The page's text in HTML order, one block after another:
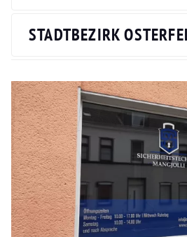
STADTBEZIRK